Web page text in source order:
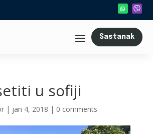
Sastanak
u sofiji
| jan 4, 2018 | 0 comments